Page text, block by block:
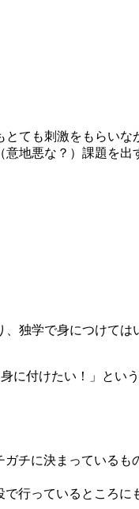
ても刺激をもらいな
地悪な？）課題を出
、独学で身につけて
に付けたい！」とい
チに決まっているも
行っているところに